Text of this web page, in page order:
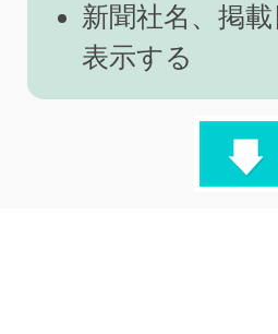
新聞社名、掲
表示する